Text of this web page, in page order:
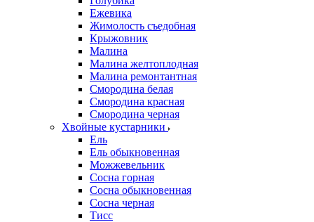
Ежевика
Жимолость съедобная
Крыжовник
Малина
Малина желтоплодная
Малина ремонтантная
Смородина белая
Смородина красная
Смородина черная
Хвойные кустарники
Ель
Ель обыкновенная
Можжевельник
Сосна горная
Сосна обыкновенная
Сосна черная
Тисс